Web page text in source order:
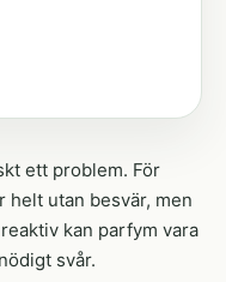
ett problem. För
helt utan besvär, men
kan parfym vara
svår.